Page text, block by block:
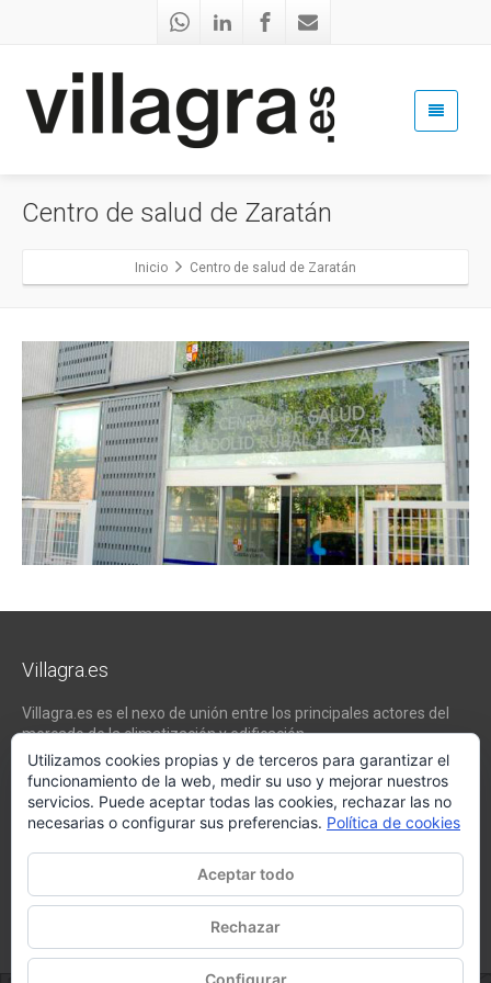
Centro de salud de Zaratán
Inicio Centro de salud de Zaratán
Villagra.es
Villagra.es es el nexo de unión entre los principales actores del
mercado de la climatización y edificación.
Nuestro objetivo es conseguir la mejor instalación posible, la más
óptima, la de mejor calidad y la que de al usuario final la mejor
experiencia y calidad de vida.
Utilizamos cookies propias y de terceros para garantizar el
funcionamiento de la web, medir su uso y mejorar nuestros
servicios. Puede aceptar todas las cookies, rechazar las no
necesarias o configurar sus preferencias. Política de cookies
Aceptar todo
Rechazar
Configurar